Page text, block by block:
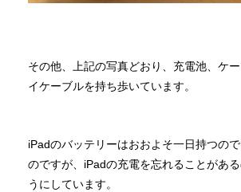
その他、上記の写真どおり、充電池、ケ
イケーブルを持ち歩いています。
iPadのバッテリーはおおよそ一日持つの
のですが、iPadの充電を忘れることがあ
うにしています。